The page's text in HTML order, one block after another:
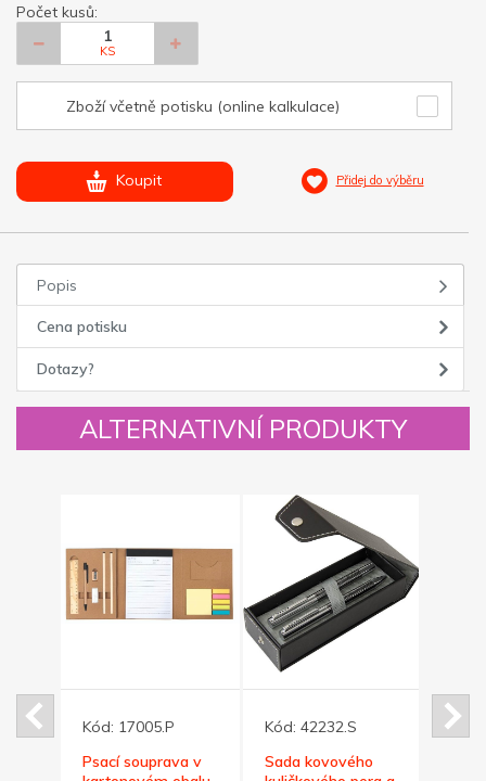
Počet kusů:
KS
Zboží včetně potisku (online kalkulace)
Koupit Přidej do výběru
Popis
Cena potisku
Dotazy?
ALTERNATIVNÍ PRODUKTY
Kód: 17005.P
Psací souprava v
Kód: 42232.S
Sada kovového
Kód: